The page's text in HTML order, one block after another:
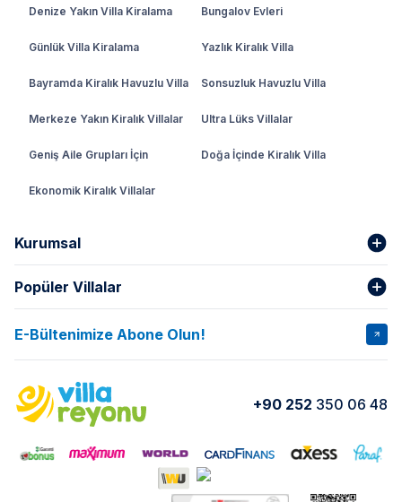
Denize Yakın Villa Kiralama Bungalov Evleri
Günlük Villa Kiralama Yazlık Kiralık Villa
Bayramda Kiralık Havuzlu Villa Sonsuzluk Havuzlu Villa
Merkeze Yakın Kiralık Villalar Ultra Lüks Villalar
Geniş Aile Grupları İçin Doğa İçinde Kiralık Villa
Ekonomik Kiralık Villalar
Kurumsal
Hakkımızda
İptal Şartları Banka Hesapları
Kurumsal Blog
Yorumlar Nasıl Kiralarım
Popüler Villalar
VİLLA SALKIM VİLLA SLAY 1
VİLLA OLENNA 1 VİLLA MERT
VILLA ADRIMA 1
E-Bültenimize Abone Olun!
+90 252 350 06 48